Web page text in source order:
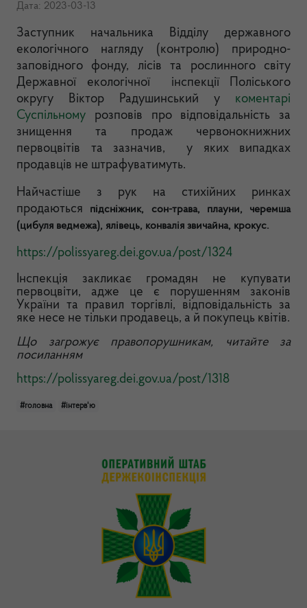
Дата: 2023-03-13
Заступник начальника Відділу державного
екологічного нагляду (контролю) природно-
заповідного фонду, лісів та рослинного світу
Державної екологічної інспекції Поліського
округу Віктор Радушинський у коментарі
Суспільному розповів про відповідальність за
знищення та продаж червонокнижних
первоцвітів та зазначив, у яких випадках
продавців не штрафуватимуть.
Найчастіше з рук на стихійних ринках
продаються
підсніжник, сон-трава, плауни, черемша
(цибуля ведмежа), ялівець, конвалія звичайна, крокус.
https://polissyareg.dei.gov.ua/post/1324
Інспекція закликає громадян не купувати
первоцвіти, адже це є порушенням законів
України та правил торгівлі, відповідальність за
яке несе не тільки продавець, а й покупець квітів.
Що загрожує правопорушникам, читайте за
посиланням
https://polissyareg.dei.gov.ua/post/1318
#головна #інтерв'ю